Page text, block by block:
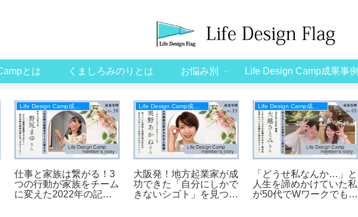
とは くましろみのりとは お悩み別 Life Design Camp成果事例
Life Design Camp成果事例
仕事と家族は繋がる！3
つの行動が家族をチーム
に変えた2022年の記録
Life Design Camp成果事例
大阪発！地方起業家が成
功できた「自分にしかで
きないシゴト」を見つけ
Life Design Camp成果事例
「どうせ私なんか…」と
人生を諦めかけていた私
が50代でWワークでも